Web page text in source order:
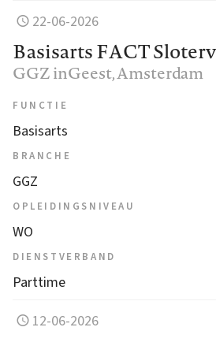
22-06-2026
Basisarts FACT
GGZ inGeest, Amsterdam
FUNCTIE
Basisarts
BRANCHE
GGZ
OPLEIDINGSNIVEAU
WO
DIENSTVERBAND
Parttime
12-06-2026